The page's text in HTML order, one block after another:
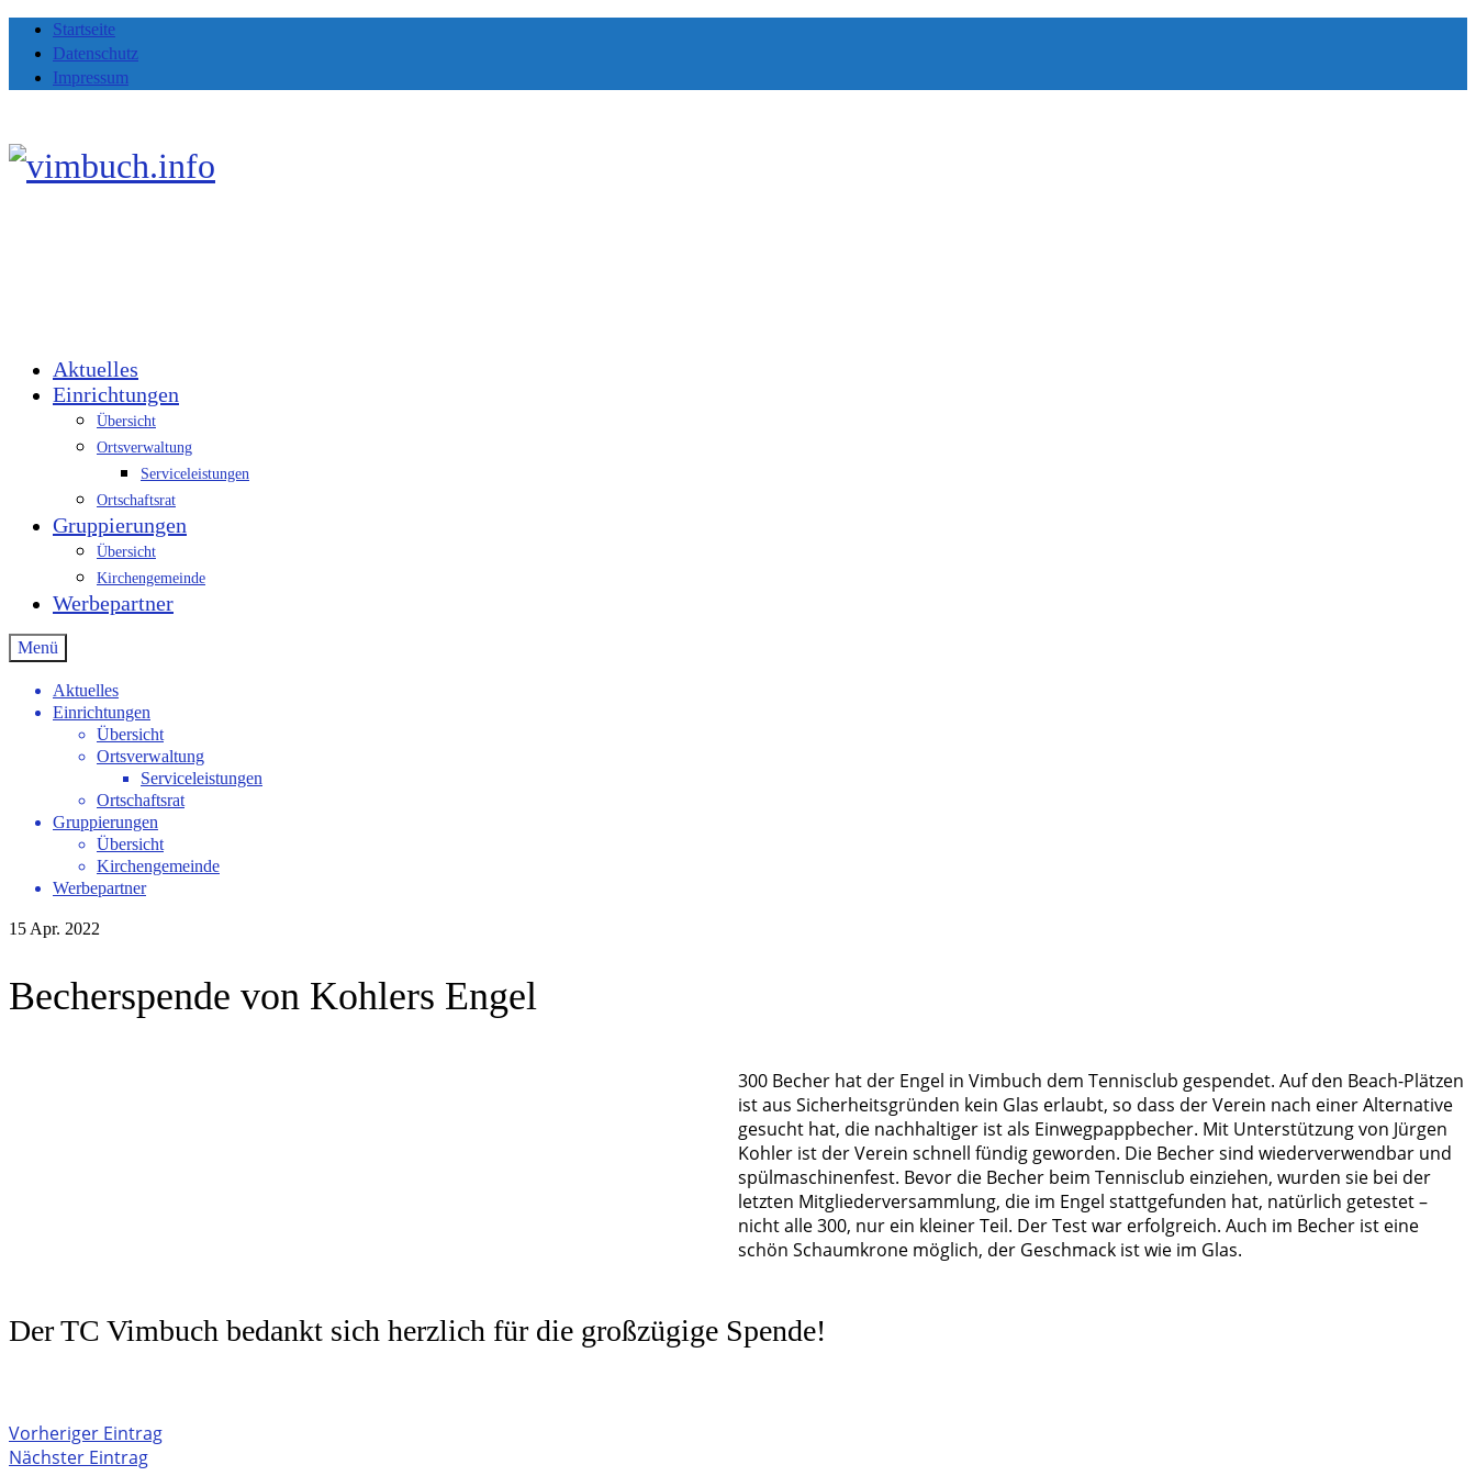
Startseite
Datenschutz
Impressum
Aktuelles
Einrichtungen
Übersicht
Ortsverwaltung
Serviceleistungen
Ortschaftsrat
Gruppierungen
Übersicht
Kirchengemeinde
Werbepartner
Menü
Aktuelles
Einrichtungen
Übersicht
Ortsverwaltung
Serviceleistungen
Ortschaftsrat
Gruppierungen
Übersicht
Kirchengemeinde
Werbepartner
15 Apr. 2022
Becherspende von Kohlers Engel
300 Becher hat der Engel in Vimbuch dem Tennisclub gespendet. Auf den Beach-Plätzen
ist aus Sicherheitsgründen kein Glas erlaubt, so dass der Verein nach einer Alternative
gesucht hat, die nachhaltiger ist als Einwegpappbecher. Mit Unterstützung von Jürgen
Kohler ist der Verein schnell fündig geworden. Die Becher sind wiederverwendbar und
spülmaschinenfest. Bevor die Becher beim Tennisclub einziehen, wurden sie bei der
letzten Mitgliederversammlung, die im Engel stattgefunden hat, natürlich getestet –
nicht alle 300, nur ein kleiner Teil. Der Test war erfolgreich. Auch im Becher ist eine
schön Schaumkrone möglich, der Geschmack ist wie im Glas.
Der TC Vimbuch bedankt sich herzlich für die großzügige Spende!
Vorheriger Eintrag
Nächster Eintrag